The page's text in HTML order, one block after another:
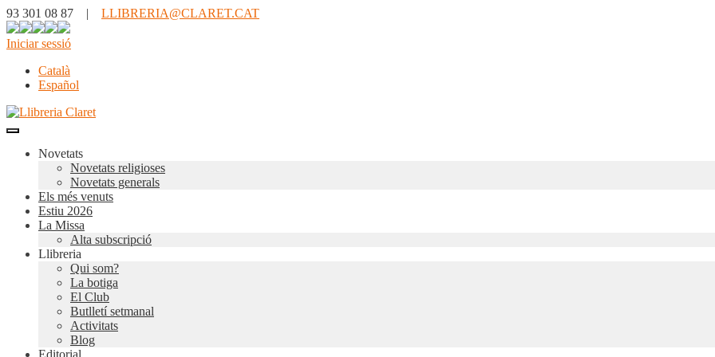
93 301 08 87 | LLIBRERIA@CLARET.CAT
Iniciar sessió
Català
Español
Novetats
Novetats religioses
Novetats generals
Els més venuts
Estiu 2026
La Missa
Alta subscripció
Llibreria
Qui som?
La botiga
El Club
Butlletí setmanal
Activitats
Blog
Editorial